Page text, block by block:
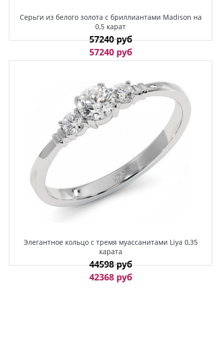
Серьги из белого золота с бриллиантами Madison на
0,5 карат
57240 руб
57240 руб
Элегантное кольцо с тремя муассанитами Liya 0,35
карата
44598 руб
42368 руб